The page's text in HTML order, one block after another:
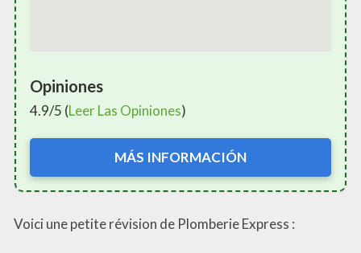
Opiniones
4.9/5 (Leer Las Opiniones)
MÁS INFORMACIÓN
Voici une petite révision de Plomberie Express :